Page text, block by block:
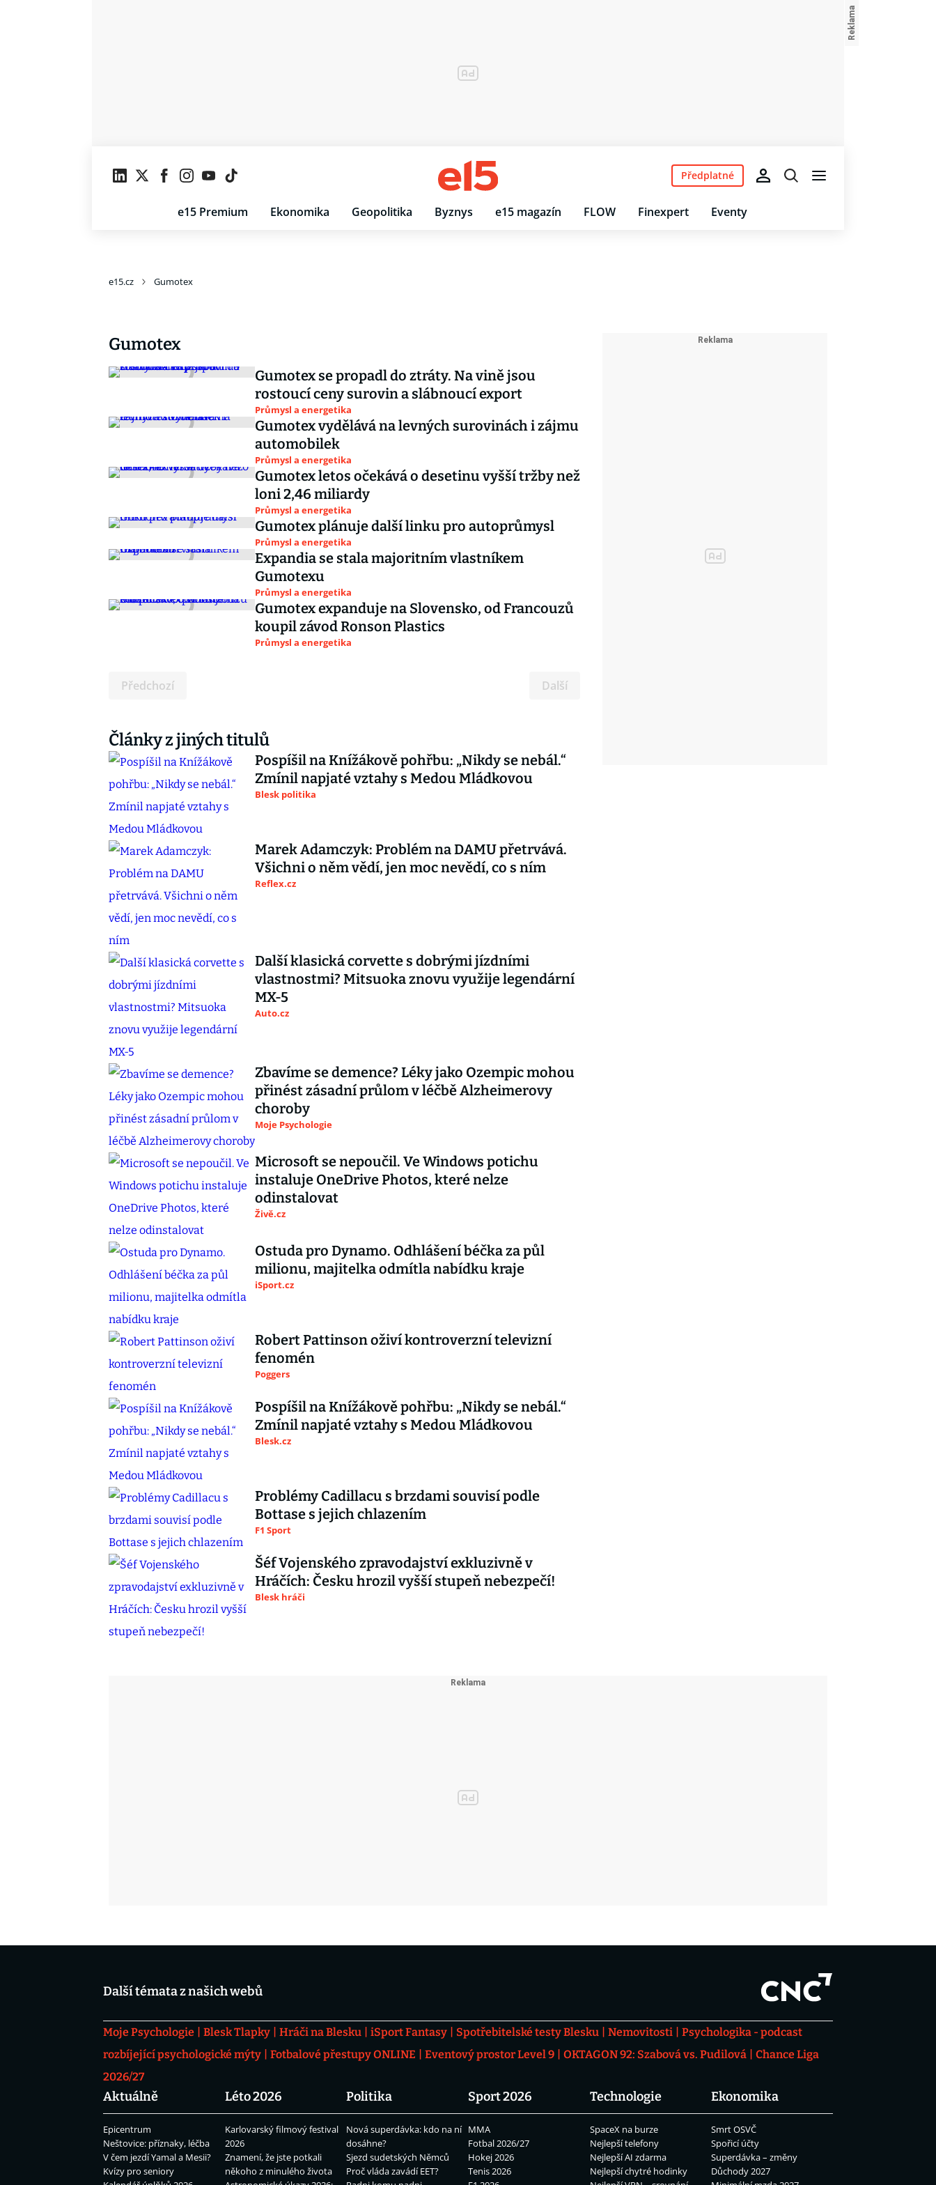
e15 Premium Ekonomika Geopolitika Byznys e15 magazín FLOW Finexpert Eventy
Předplatné
e15.cz Gumotex
Gumotex
Gumotex se propadl do ztráty. Na vině jsou
rostoucí ceny surovin a slábnoucí export
Průmysl a energetika
Gumotex vydělává na levných surovinách i zájmu
automobilek
Průmysl a energetika
Gumotex letos očekává o desetinu vyšší tržby než
loni 2,46 miliardy
Průmysl a energetika
Gumotex plánuje další linku pro autoprůmysl
Průmysl a energetika
Expandia se stala majoritním vlastníkem
Gumotexu
Průmysl a energetika
Gumotex expanduje na Slovensko, od Francouzů
koupil závod Ronson Plastics
Průmysl a energetika
Předchozí Další
Články z jiných titulů
Pospíšil na Knížákově pohřbu: „Nikdy se nebál.“
Zmínil napjaté vztahy s Medou Mládkovou
Blesk politika
Marek Adamczyk: Problém na DAMU přetrvává.
Všichni o něm vědí, jen moc nevědí, co s ním
Reflex.cz
Další klasická corvette s dobrými jízdními
vlastnostmi? Mitsuoka znovu využije legendární
MX-5
Auto.cz
Zbavíme se demence? Léky jako Ozempic mohou
přinést zásadní průlom v léčbě Alzheimerovy
choroby
Moje Psychologie
Microsoft se nepoučil. Ve Windows potichu
instaluje OneDrive Photos, které nelze
odinstalovat
Živě.cz
Ostuda pro Dynamo. Odhlášení béčka za půl
milionu, majitelka odmítla nabídku kraje
iSport.cz
Robert Pattinson oživí kontroverzní televizní
fenomén
Poggers
Pospíšil na Knížákově pohřbu: „Nikdy se nebál.“
Zmínil napjaté vztahy s Medou Mládkovou
Blesk.cz
Problémy Cadillacu s brzdami souvisí podle
Bottase s jejich chlazením
F1 Sport
Šéf Vojenského zpravodajství exkluzivně v
Hráčích: Česku hrozil vyšší stupeň nebezpečí!
Blesk hráči
Další témata z našich webů
Moje Psychologie Blesk Tlapky Hráči na Blesku iSport Fantasy Spotřebitelské testy Blesku Nemovitosti
Psychologika - podcast
rozbíjející psychologické mýty
Fotbalové přestupy ONLINE Eventový prostor Level 9 OKTAGON 92: Szabová vs. Pudilová
Chance Liga
2026/27
Aktuálně
Epicentrum
Neštovice: příznaky, léčba
V čem jezdí Yamal a Mesii?
Kvízy pro seniory
Léto 2026
Karlovarský filmový festival
2026
Znamení, že jste potkali
někoho z minulého života
Politika
Nová superdávka: kdo na ní
dosáhne?
Sjezd sudetských Němců
Proč vláda zavádí EET?
Sport 2026
MMA
Fotbal 2026/27
Hokej 2026
Tenis 2026
Technologie
SpaceX na burze
Nejlepší telefony
Nejlepší AI zdarma
Nejlepší chytré hodinky
Ekonomika
Smrt OSVČ
Spořicí účty
Superdávka – změny
Důchody 2027